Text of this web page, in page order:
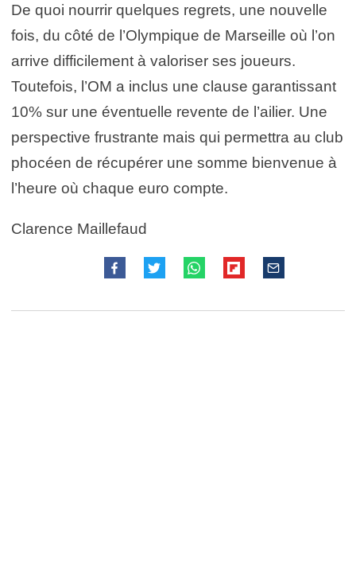
De quoi nourrir quelques regrets, une nouvelle
fois, du côté de l’Olympique de Marseille où l’on
arrive difficilement à valoriser ses joueurs.
Toutefois, l’OM a inclus une clause garantissant
10% sur une éventuelle revente de l’ailier. Une
perspective frustrante mais qui permettra au club
phocéen de récupérer une somme bienvenue à
l’heure où chaque euro compte.
Clarence Maillefaud